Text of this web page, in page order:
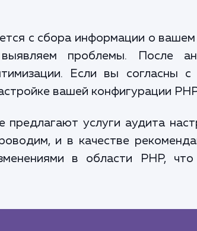
с сбора информации о
проблемы. После
Если вы согласны
вашей конфигурации
услуги аудита
и в качестве
в области PHP,